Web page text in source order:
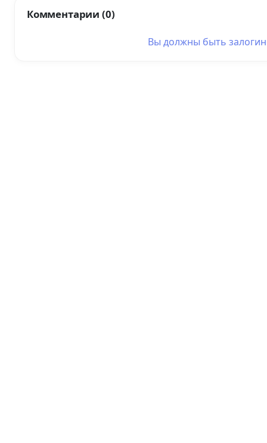
Комментарии (0)
Вы должны быть